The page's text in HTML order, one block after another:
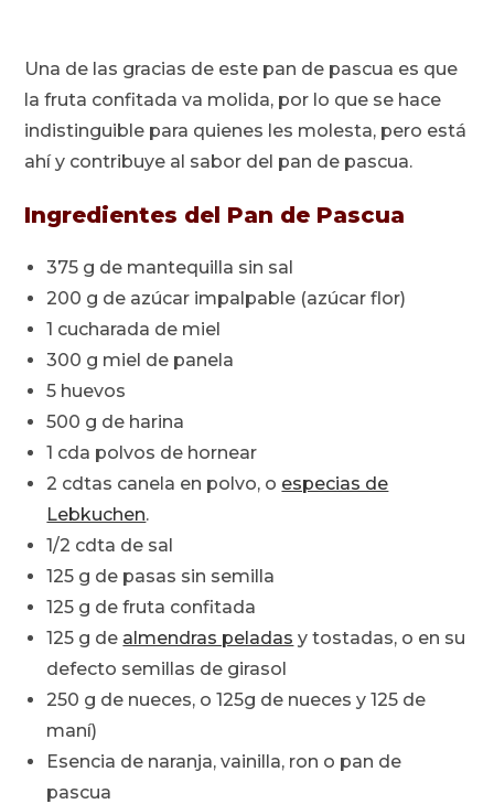
Una de las gracias de este pan de pascua es que
la fruta confitada va molida, por lo que se hace
indistinguible para quienes les molesta, pero está
ahí y contribuye al sabor del pan de pascua.
Ingredientes del Pan de Pascua
375 g de mantequilla sin sal
200 g de azúcar impalpable (azúcar flor)
1 cucharada de miel
300 g miel de panela
5 huevos
500 g de harina
1 cda polvos de hornear
2 cdtas canela en polvo, o especias de
Lebkuchen.
1/2 cdta de sal
125 g de pasas sin semilla
125 g de fruta confitada
125 g de almendras peladas y tostadas, o en su
defecto semillas de girasol
250 g de nueces, o 125g de nueces y 125 de
maní)
Esencia de naranja, vainilla, ron o pan de
pascua